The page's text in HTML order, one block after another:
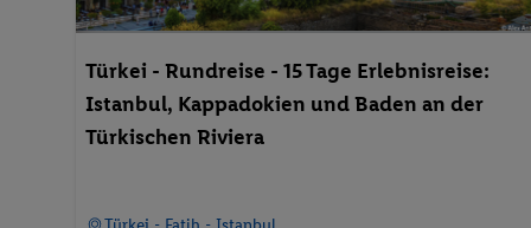
Türkei - Rundreise - 15 Tage Erlebnisreise:
Istanbul, Kappadokien und Baden an der
Türkischen Riviera